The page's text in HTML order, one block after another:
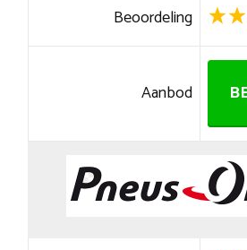
Beoordeling
Aanbod